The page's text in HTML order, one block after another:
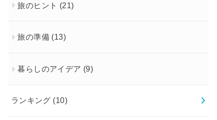
旅のヒント (21)
旅の準備 (13)
暮らしのアイデア (9)
ランキング (10)